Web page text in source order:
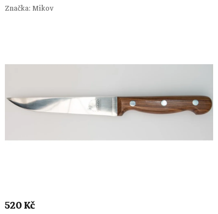
Značka: Mikov
520 Kč